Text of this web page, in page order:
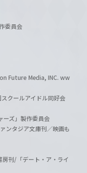
委員会
Future Media, INC. ww
クールアイドル同好会
ーズ」製作委員会
ンタジア文庫刊／映画も
刊/「デート・ア・ライ